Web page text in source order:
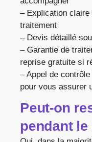
– Explication
traitement
– Devis détaillé
– Garantie de
reprise gratuite si
– Appel de
pour vous assurer
Peut-on
pendant